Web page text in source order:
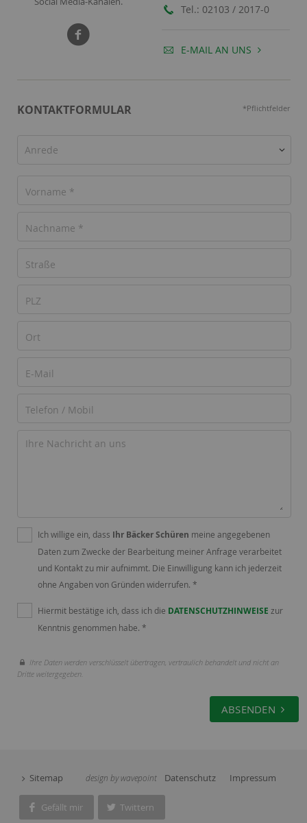
Sitemap design by wavepoint Impressum
Datenschutz
Gefällt mir Twittern
Tel.: 02103 / 2017-0
E-MAIL AN UNS
KONTAKTFORMULAR *Pflichtfelder
Anrede
Ich willige ein, dass Ihr Bäcker Schüren meine angegebenen
Daten zum Zwecke der Bearbeitung meiner Anfrage verarbeitet
und Kontakt zu mir aufnimmt. Die Einwilligung kann ich jederzeit
ohne Angaben von Gründen widerrufen. *
Hiermit bestätige ich, dass ich die DATENSCHUTZHINWEISE zur
Kenntnis genommen habe. *
Ihre Daten werden verschlüsselt übertragen, vertraulich behandelt und nicht an
Dritte weitergegeben.
ABSENDEN